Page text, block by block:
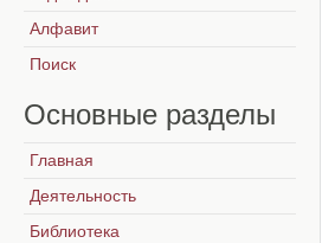
Алфавит
Поиск
Основные разделы
Главная
Деятельность
Библиотека